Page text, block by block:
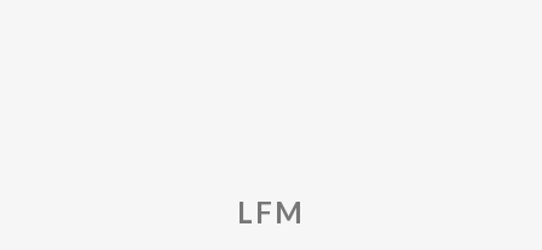
LFM